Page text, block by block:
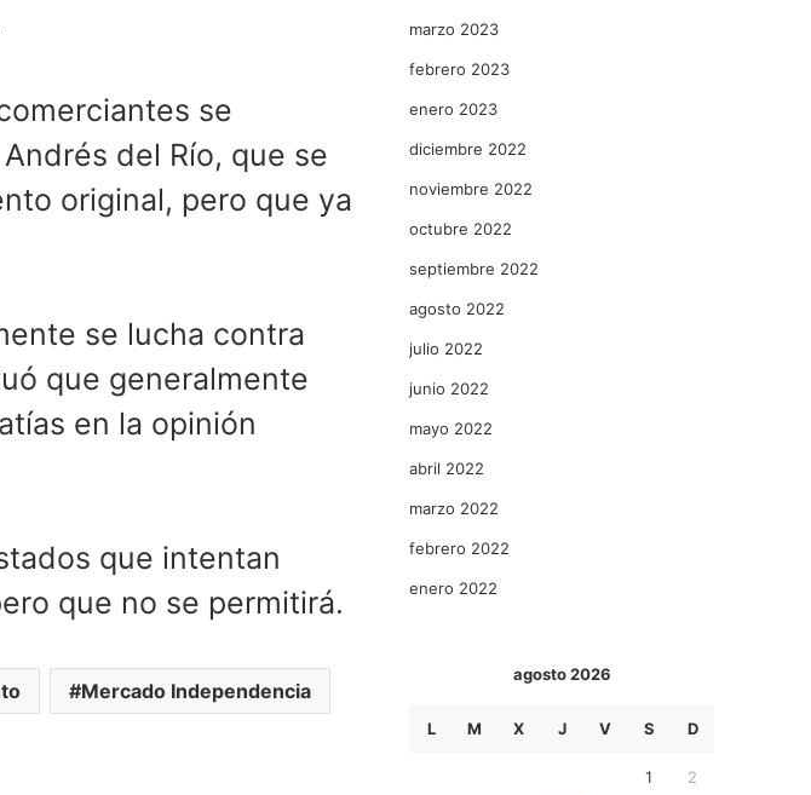
se
del Río, que se
original, pero que ya
se lucha contra
que generalmente
en la opinión
que intentan
que no se permitirá.
Mercado Independencia
marzo 2023
febrero 2023
enero 2023
diciembre 2022
noviembre 2022
octubre 2022
septiembre 2022
agosto 2022
julio 2022
junio 2022
mayo 2022
abril 2022
marzo 2022
febrero 2022
enero 2022
agosto 2026
L M X J V S D
1 2